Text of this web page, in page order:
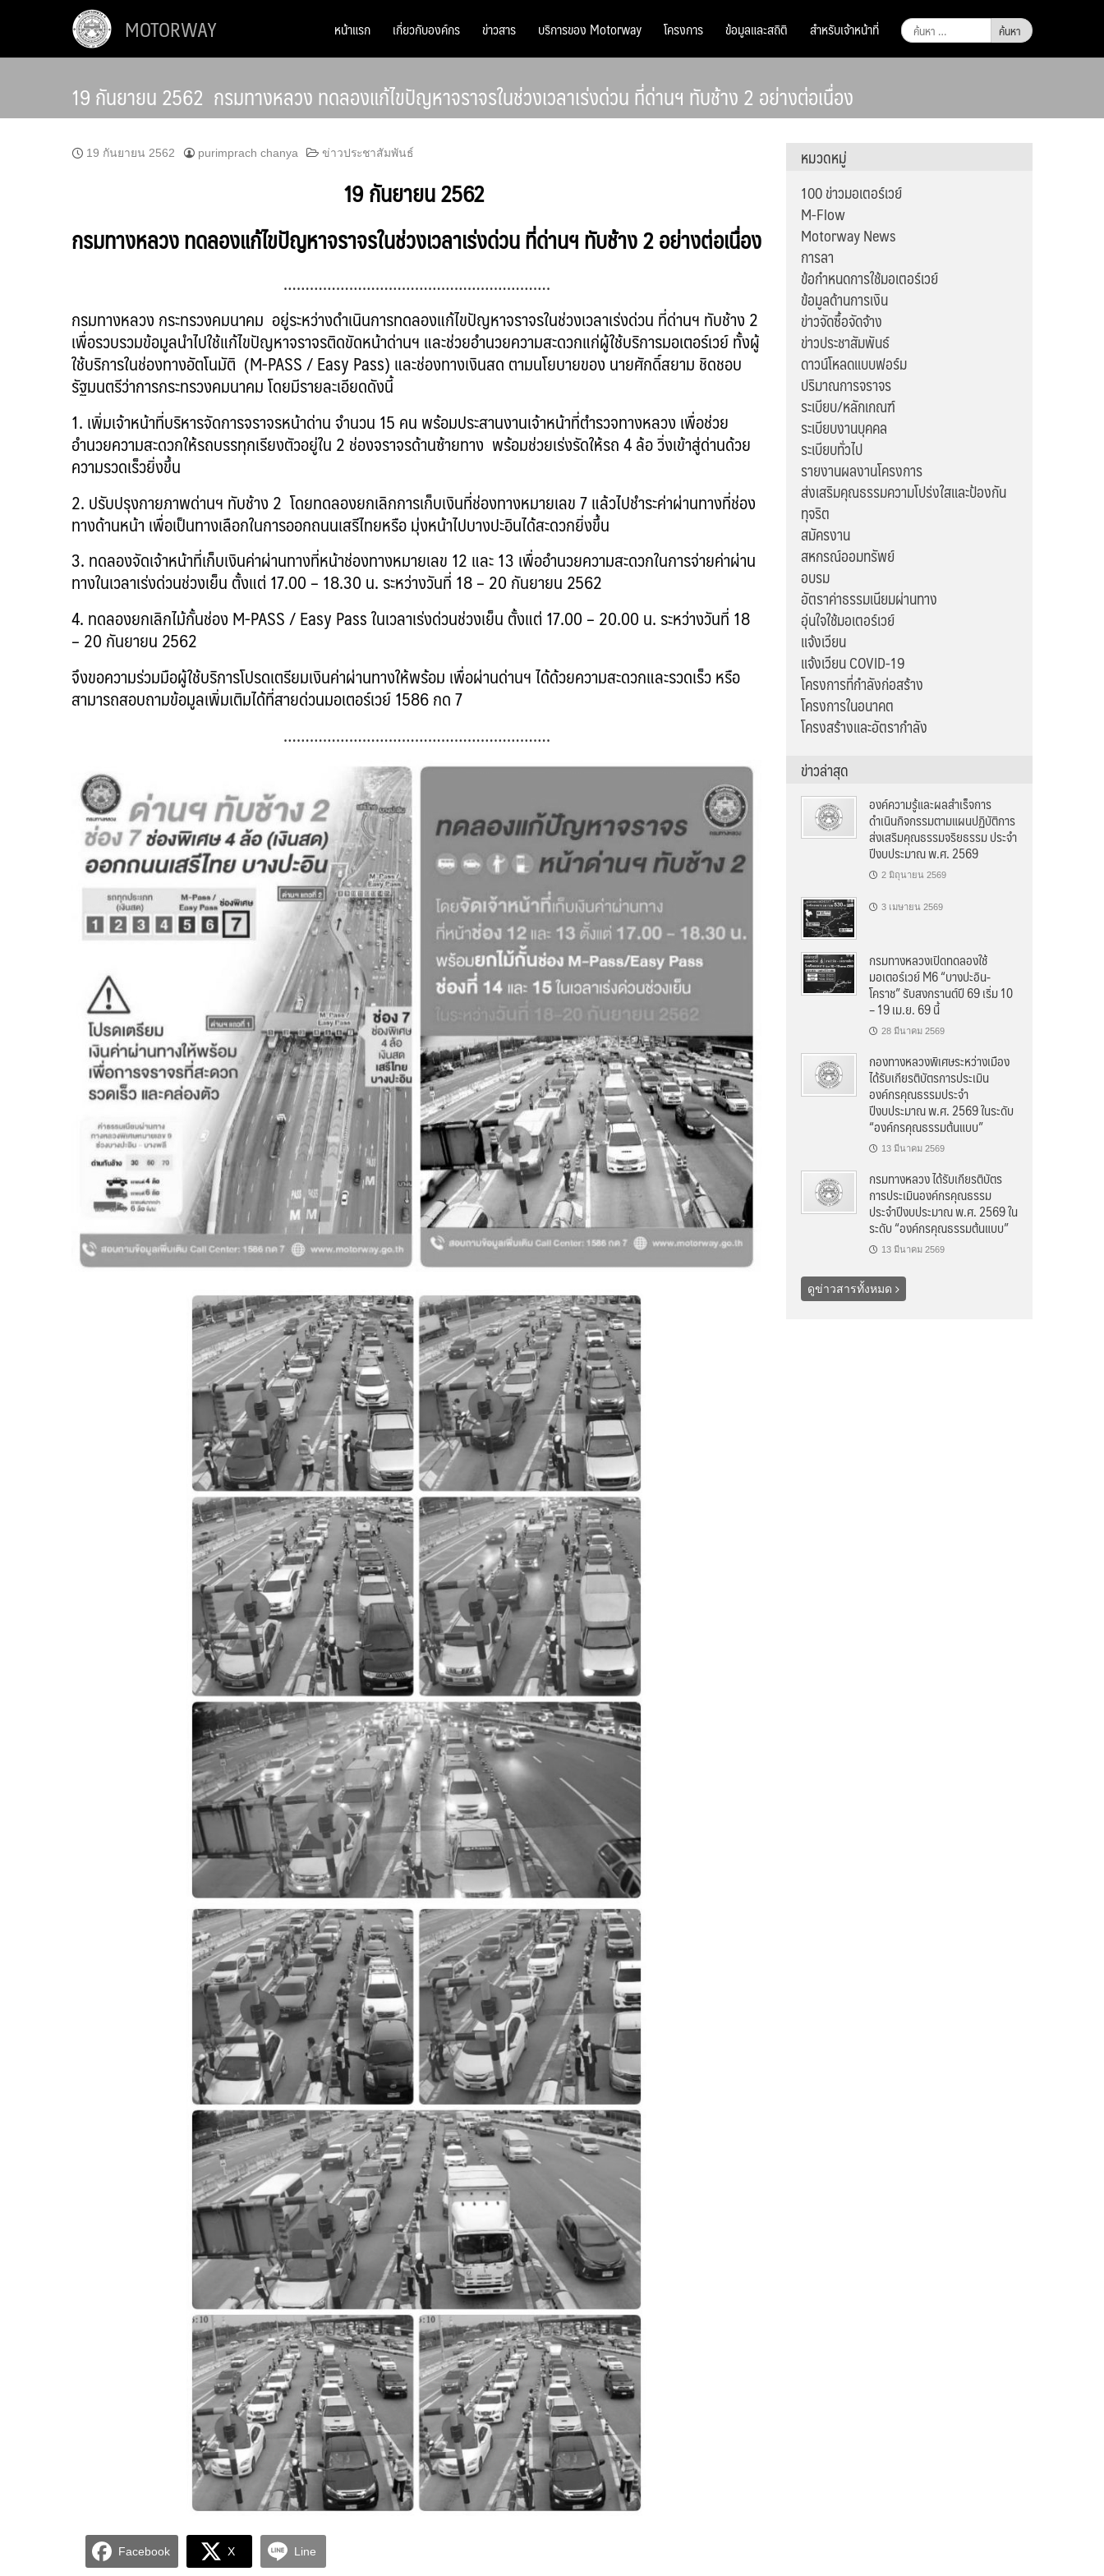
MOTORWAY
ค้นหา
สำหรับ:
หน้าแรก เกี่ยวกับองค์กร ข่าวสาร บริการของ Motorway โครงการ ข้อมูลและสถิติ สำหรับเจ้าหน้าที่
19 กันยายน 2562 กรมทางหลวง ทดลองแก้ไขปัญหาจราจรในช่วงเวลาเร่งด่วน ที่ด่านฯ ทับช้าง 2 อย่างต่อเนื่อง
19 กันยายน 2562 purimprach chanya ข่าวประชาสัมพันธ์
19 กันยายน 2562
กรมทางหลวง ทดลองแก้ไขปัญหาจราจรในช่วงเวลาเร่งด่วน ที่ด่านฯ ทับช้าง 2 อย่างต่อเนื่อง
…………………………………………………….
กรมทางหลวง กระทรวงคมนาคม อยู่ระหว่างดำเนินการทดลองแก้ไขปัญหาจราจรในช่วงเวลาเร่งด่วน ที่ด่านฯ ทับช้าง 2
เพื่อรวบรวมข้อมูลนำไปใช้แก้ไขปัญหาจราจรติดขัดหน้าด่านฯ และช่วยอำนวยความสะดวกแก่ผู้ใช้บริการมอเตอร์เวย์ ทั้งผู้
ใช้บริการในช่องทางอัตโนมัติ (M-PASS / Easy Pass) และช่องทางเงินสด ตามนโยบายของ นายศักดิ์สยาม ชิดชอบ
รัฐมนตรีว่าการกระทรวงคมนาคม โดยมีรายละเอียดดังนี้
1. เพิ่มเจ้าหน้าที่บริหารจัดการจราจรหน้าด่าน จำนวน 15 คน พร้อมประสานงานเจ้าหน้าที่ตำรวจทางหลวง เพื่อช่วย
อำนวยความสะดวกให้รถบรรทุกเรียงตัวอยู่ใน 2 ช่องจราจรด้านซ้ายทาง พร้อมช่วยเร่งรัดให้รถ 4 ล้อ วิ่งเข้าสู่ด่านด้วย
ความรวดเร็วยิ่งขึ้น
2. ปรับปรุงกายภาพด่านฯ ทับช้าง 2 โดยทดลองยกเลิกการเก็บเงินที่ช่องทางหมายเลข 7 แล้วไปชำระค่าผ่านทางที่ช่อง
ทางด้านหน้า เพื่อเป็นทางเลือกในการออกถนนเสรีไทยหรือ มุ่งหน้าไปบางปะอินได้สะดวกยิ่งขึ้น
3. ทดลองจัดเจ้าหน้าที่เก็บเงินค่าผ่านทางที่หน้าช่องทางหมายเลข 12 และ 13 เพื่ออำนวยความสะดวกในการจ่ายค่าผ่าน
ทางในเวลาเร่งด่วนช่วงเย็น ตั้งแต่ 17.00 – 18.30 น. ระหว่างวันที่ 18 – 20 กันยายน 2562
4. ทดลองยกเลิกไม้กั้นช่อง M-PASS / Easy Pass ในเวลาเร่งด่วนช่วงเย็น ตั้งแต่ 17.00 – 20.00 น. ระหว่างวันที่ 18
– 20 กันยายน 2562
จึงขอความร่วมมือผู้ใช้บริการโปรดเตรียมเงินค่าผ่านทางให้พร้อม เพื่อผ่านด่านฯ ได้ด้วยความสะดวกและรวดเร็ว หรือ
สามารถสอบถามข้อมูลเพิ่มเติมได้ที่สายด่วนมอเตอร์เวย์ 1586 กด 7
…………………………………………………….
Facebook X Line
หมวดหมู่
100 ข่าวมอเตอร์เวย์
M-Flow
Motorway News
การลา
ข้อกำหนดการใช้มอเตอร์เวย์
ข้อมูลด้านการเงิน
ข่าวจัดซื้อจัดจ้าง
ข่าวประชาสัมพันธ์
ดาวน์โหลดแบบฟอร์ม
ปริมาณการจราจร
ระเบียบ/หลักเกณฑ์
ระเบียบงานบุคคล
ระเบียบทั่วไป
รายงานผลงานโครงการ
ส่งเสริมคุณธรรมความโปร่งใสและป้องกัน
ทุจริต
สมัครงาน
สหกรณ์ออมทรัพย์
อบรม
อัตราค่าธรรมเนียมผ่านทาง
อุ่นใจใช้มอเตอร์เวย์
แจ้งเวียน
แจ้งเวียน COVID-19
โครงการที่กำลังก่อสร้าง
โครงการในอนาคต
โครงสร้างและอัตรากำลัง
ข่าวล่าสุด
องค์ความรู้และผลสำเร็จการ
ดำเนินกิจกรรมตามแผนปฏิบัติการ
ส่งเสริมคุณธรรมจริยธรรม ประจำ
ปีงบประมาณ พ.ศ. 2569
2 มิถุนายน 2569
3 เมษายน 2569
กรมทางหลวงเปิดทดลองใช้
มอเตอร์เวย์ M6 “บางปะอิน-
โคราช” รับสงกรานต์ปี 69 เริ่ม 10
– 19 เม.ย. 69 นี้
28 มีนาคม 2569
กองทางหลวงพิเศษระหว่างเมือง
ได้รับเกียรติบัตรการประเมิน
องค์กรคุณธรรมประจำ
ปีงบประมาณ พ.ศ. 2569 ในระดับ
“องค์กรคุณธรรมต้นแบบ”
13 มีนาคม 2569
กรมทางหลวง ได้รับเกียรติบัตร
การประเมินองค์กรคุณธรรม
ประจำปีงบประมาณ พ.ศ. 2569 ใน
ระดับ “องค์กรคุณธรรมต้นแบบ”
13 มีนาคม 2569
ดูข่าวสารทั้งหมด